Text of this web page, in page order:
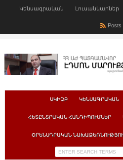
Կենսագրական Լուսանկարներ
Posts
ՍԿԻԶԲ ԿԵՆՍԱԳՐԱԿԱՆ
ՀԵՏԸՆՏՐԱԿԱՆ ՀԱՆԴԻՊՈՒՄՆԵՐ
ՕՐԵՆՍԴՐԱԿԱՆ